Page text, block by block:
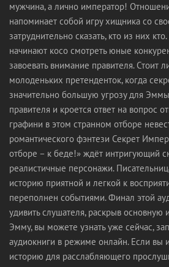
мужчина, а лично император!
напоминает собой игру хищника со
затруднительно сказать, кто из них
начинают косо смотреть юные
завоевать внимание правителя. Стоит
молоденьких претенденток, когда
значительно большую угрозу для
правителя и кроется ответ на вопрос
графини в этом странном отборе
романтического фэнтези Секрет
отборе – к беде!» ждёт интригующий
реалистичные персонажи.
историю приятной и легкой к
переполнен событиями. Финал этой
удивить слушателя, раскрыв основную
Эмму, вы можете узнать уже сейчас,
аудиокниги в режиме онлайн. Если вы
историю для расслабляющего